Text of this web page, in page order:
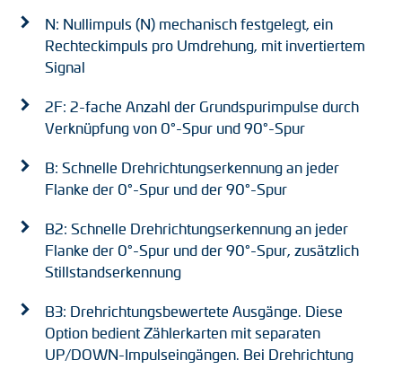
N: Nullimpuls (N) mechanisch festgelegt, ein
Rechteckimpuls pro Umdrehung, mit invertiertem
Signal
2F: 2-fache Anzahl der Grundspurimpulse durch
Verknüpfung von 0°-Spur und 90°-Spur
B: Schnelle Drehrichtungserkennung an jeder
Flanke der 0°-Spur und der 90°-Spur
B2: Schnelle Drehrichtungserkennung an jeder
Flanke der 0°-Spur und der 90°-Spur, zusätzlich
Stillstandserkennung
B3: Drehrichtungsbewertete Ausgänge. Diese
Option bedient Zählerkarten mit separaten
UP/DOWN-Impulseingängen. Bei Drehrichtung